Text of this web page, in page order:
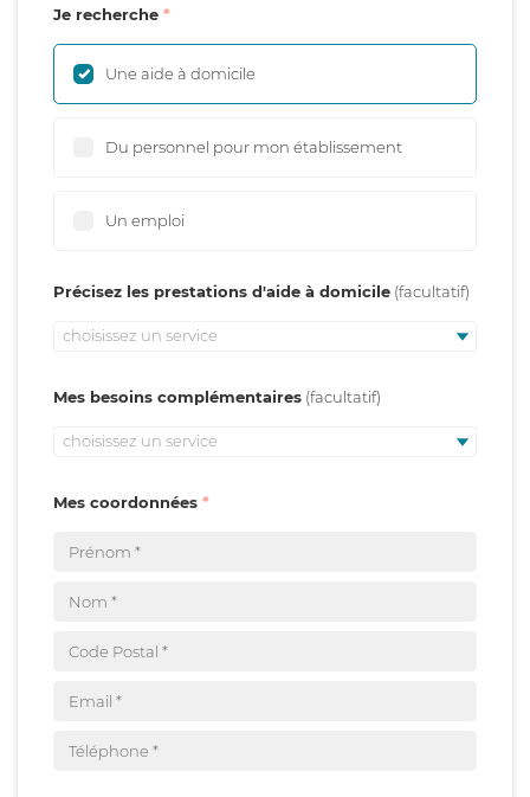
Je recherche
Une aide à domicile
Du personnel pour mon établissement
Un emploi
Précisez les prestations d'aide à domicile
choisissez un service
Mes besoins complémentaires
choisissez un service
Mes coordonnées